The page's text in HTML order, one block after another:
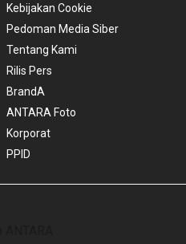
Kebijakan Cookie
Pedoman Media Siber
Tentang Kami
Rilis Pers
BrandA
ANTARA Foto
Korporat
PPID